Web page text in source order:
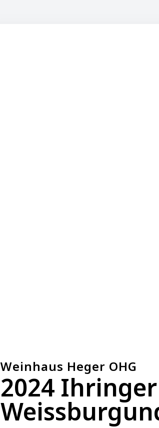
Weinhaus Heger OHG
2024